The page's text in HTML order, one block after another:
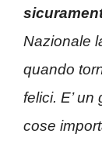
Nazionale
quando
felici. E’
cose